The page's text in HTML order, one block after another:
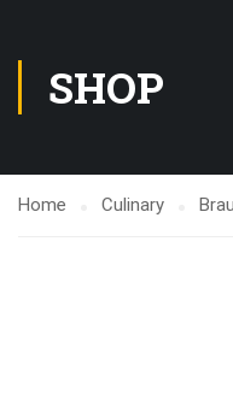
SHOP
Home Culinary